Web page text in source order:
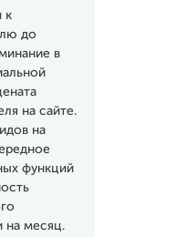
к
до
в
на сайте.
на
функций
на месяц.